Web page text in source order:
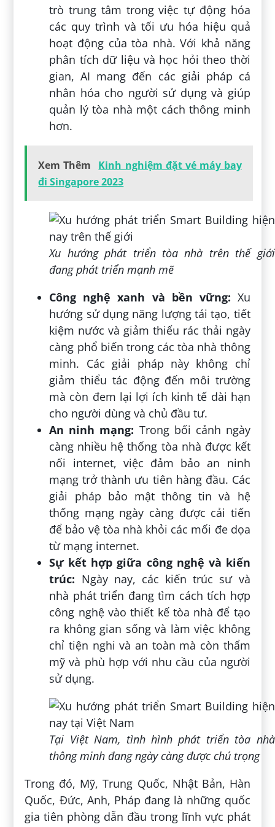
trò trung tâm trong việc tự động hóa
các quy trình và tối ưu hóa hiệu quả
hoạt động của tòa nhà. Với khả năng
phân tích dữ liệu và học hỏi theo thời
gian, AI mang đến các giải pháp cá
nhân hóa cho người sử dụng và giúp
quản lý tòa nhà một cách thông minh
hơn.
Xem Thêm
Kinh nghiệm đặt vé máy bay
đi Singapore 2023
Xu hướng phát triển tòa nhà trên thế giới
đang phát triển mạnh mẽ
Công nghệ xanh và bền vững: Xu
hướng sử dụng năng lượng tái tạo, tiết
kiệm nước và giảm thiểu rác thải ngày
càng phổ biến trong các tòa nhà thông
minh. Các giải pháp này không chỉ
giảm thiểu tác động đến môi trường
mà còn đem lại lợi ích kinh tế dài hạn
cho người dùng và chủ đầu tư.
An ninh mạng: Trong bối cảnh ngày
càng nhiều hệ thống tòa nhà được kết
nối internet, việc đảm bảo an ninh
mạng trở thành ưu tiên hàng đầu. Các
giải pháp bảo mật thông tin và hệ
thống mạng ngày càng được cải tiến
để bảo vệ tòa nhà khỏi các mối đe dọa
từ mạng internet.
Sự kết hợp giữa công nghệ và kiến
trúc: Ngày nay, các kiến trúc sư và
nhà phát triển đang tìm cách tích hợp
công nghệ vào thiết kế tòa nhà để tạo
ra không gian sống và làm việc không
chỉ tiện nghi và an toàn mà còn thẩm
mỹ và phù hợp với nhu cầu của người
sử dụng.
Tại Việt Nam, tình hình phát triển tòa nhà
thông minh đang ngày càng được chú trọng
Trong đó, Mỹ, Trung Quốc, Nhật Bản, Hàn
Quốc, Đức, Anh, Pháp đang là những quốc
gia tiên phòng dẫn đầu trong lĩnh vực phát